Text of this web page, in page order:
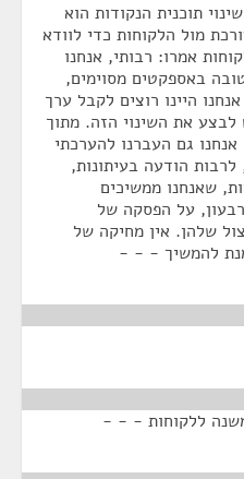
תוכנית הנקודות הוא
מול הלקוחות כדי לוודא
אמרו: רבותי, אנחנו
באספקטים מסוימים,
היינו רוצים לקבל ערך
את השינוי הזה. מתוך
אנחנו גם העברנו להערכתי
הודעה בעיתונות,
שאנחנו ממשיכים
על הפסקה של
שלהן. אין מחיקה של
להמשיך - - -
ללקוחות - - -